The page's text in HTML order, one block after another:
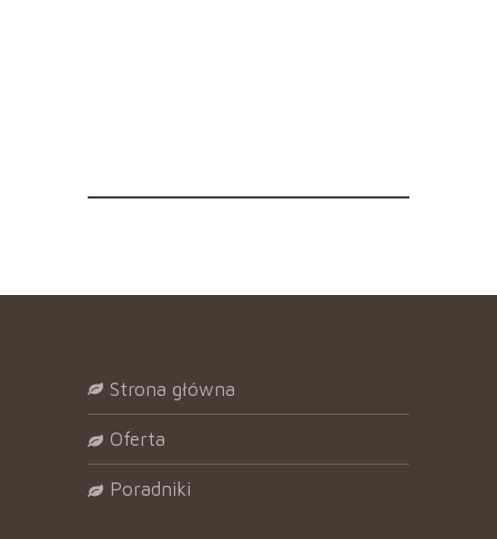
strona główna
oferta
poradniki